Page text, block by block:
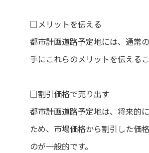
□メリットを伝える
都市計画道路予定地には、通常
手にこれらのメリットを伝える
□割引価格で売り出す
都市計画道路予定地は、将来的
ため、市場価格から割引した価
のが一般的です。